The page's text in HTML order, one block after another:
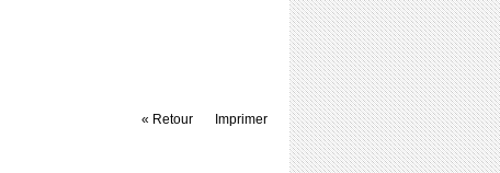
Imprimer
« Retour